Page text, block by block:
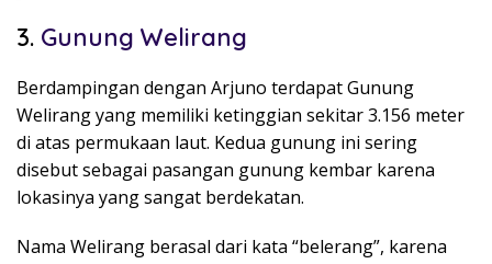
3. Gunung Welirang
Berdampingan dengan Arjuno terdapatGunung
Welirangyang memiliki ketinggian sekitar 3.156 meter
di atas permukaan laut. Kedua gunung ini sering
disebut sebagai pasangan gunung kembar karena
lokasinya yang sangat berdekatan.
Nama Welirang berasal dari kata “belerang”, karena